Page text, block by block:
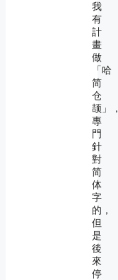
我
有
計
畫
做
「哈
简
仓
颉」，
專
門
針
對
简
体
字
的，
但
是
後
來
停